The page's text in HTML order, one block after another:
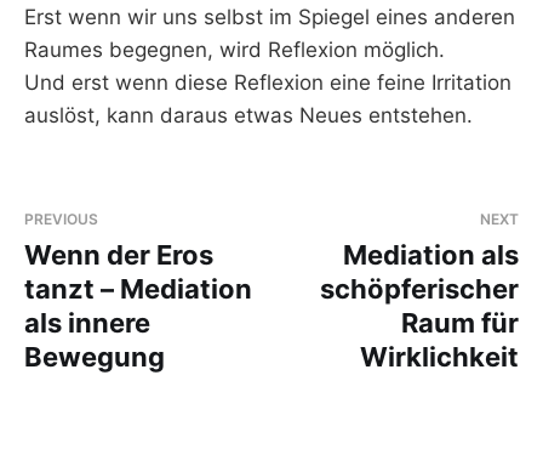
Erst wenn wir uns selbst im Spiegel eines anderen
Raumes begegnen, wird Reflexion möglich.
Und erst wenn diese Reflexion eine feine Irritation
auslöst, kann daraus etwas Neues entstehen.
PREVIOUS
Wenn der Eros
tanzt – Mediation
als innere
Bewegung
NEXT
Mediation als
schöpferischer
Raum für
Wirklichkeit